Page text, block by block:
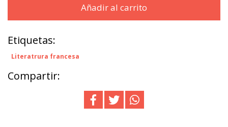
Añadir al carrito
Etiquetas:
Literatrura francesa
Compartir: